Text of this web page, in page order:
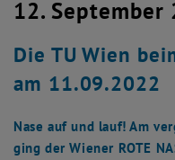
Zurück: Subseiten von TU
Zurück zur letzten Ebene:
TU Wien Startseite
Übersicht
12. September
Die TU Wien
am 11.09.2022
Nase auf und lauf! Am
ging der Wiener ROTE